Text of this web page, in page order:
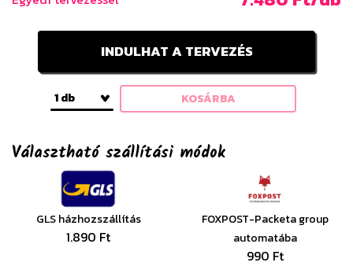
INDULHAT A TERVEZÉS
1 db KOSÁRBA
Választható szállítási módok
GLS házhozszállítás
1.890 Ft
FOXPOST-Packeta group
automatába
990 Ft